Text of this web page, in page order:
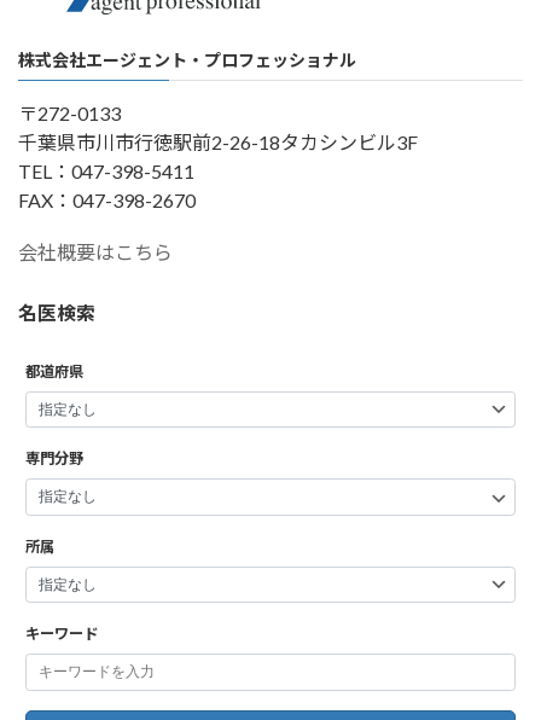
株式会社エージェント・プロフェッショナル
〒272-0133
千葉県市川市行徳駅前2-26-18タカシンビル3F
TEL：047-398-5411
FAX：047-398-2670
会社概要はこちら
名医検索
都道府県
専門分野
所属
キーワード